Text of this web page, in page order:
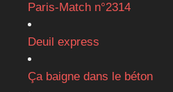
Paris-Match n°2314
Deuil express
Ça baigne dans le béton